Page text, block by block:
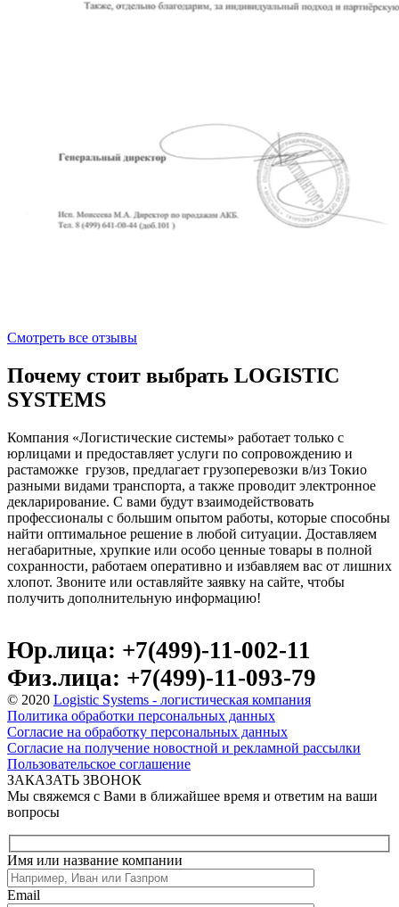
Смотреть все отзывы
Почему стоит выбрать LOGISTIC
SYSTEMS
Компания «Логистические системы» работает только с
юрлицами и предоставляет услуги по сопровождению и
растаможке грузов, предлагает грузоперевозки в/из Токио
разными видами транспорта, а также проводит электронное
декларирование. С вами будут взаимодействовать
профессионалы с большим опытом работы, которые способны
найти оптимальное решение в любой ситуации. Доставляем
негабаритные, хрупкие или особо ценные товары в полной
сохранности, работаем оперативно и избавляем вас от лишних
хлопот. Звоните или оставляйте заявку на сайте, чтобы
получить дополнительную информацию!
Юр.лица: +7(499)-11-002-11
Физ.лица: +7(499)-11-093-79
© 2020 Logistic Systems - логистическая компания
Политика обработки персональных данных
Согласие на обработку персональных данных
Согласие на получение новостной и рекламной рассылки
Пользовательское соглашение
ЗАКАЗАТЬ ЗВОНОК
Мы свяжемся с Вами в ближайшее время и ответим на ваши
вопросы
Имя или название компании
Email